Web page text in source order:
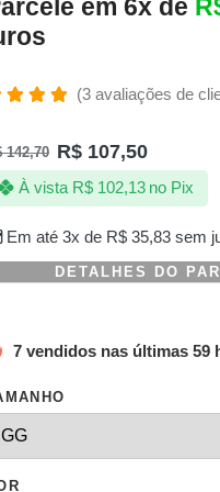
em 6x de
de 5,
(3avaliações de
142,70 R$ 107,50
Em até 3x de R$35,83sem
À vista R$102,13 no Pix
DETALHES DO
7 vendidos nas últimas 59